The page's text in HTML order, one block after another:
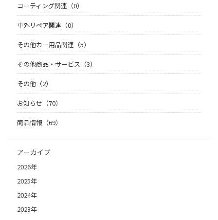
コーティング関連（0）
車外リペア関連（0）
その他カー用品関連（5）
その他商品・サービス（3）
その他（2）
お知らせ（70）
商品情報（69）
アーカイブ
2026年
2025年
2024年
2023年